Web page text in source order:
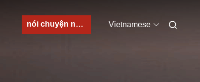
nói chuyện ngay. Vietnamese